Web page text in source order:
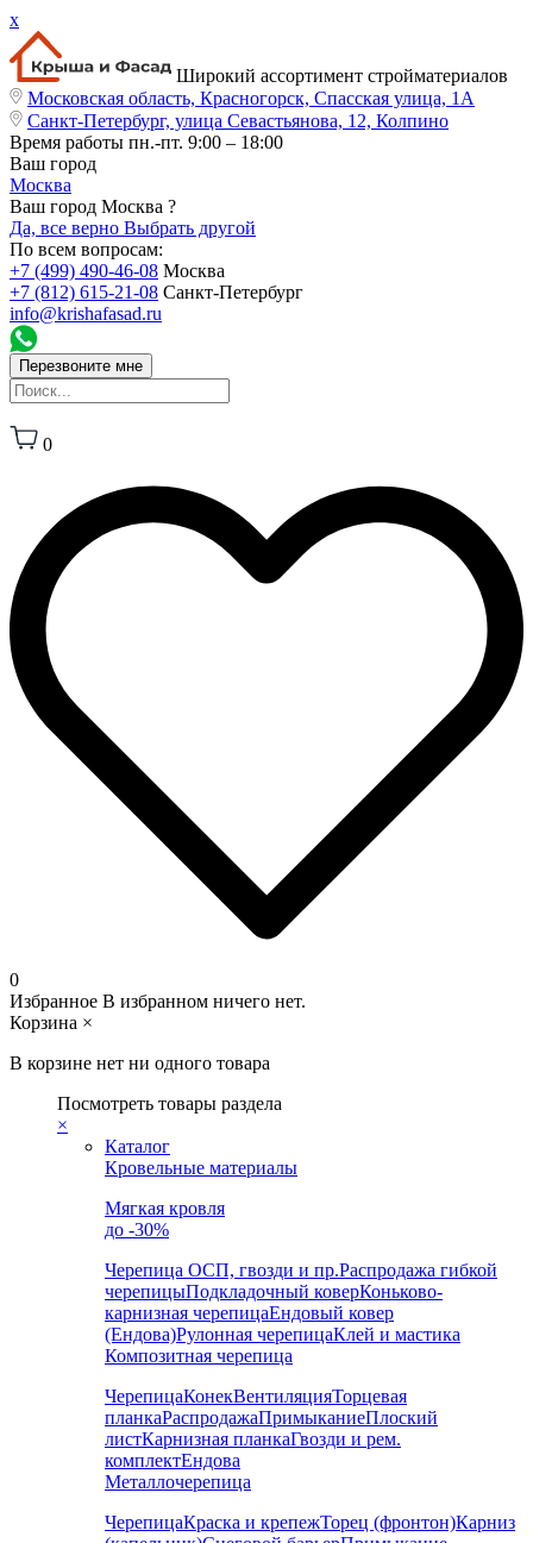
x
Широкий ассортимент стройматериалов
Московская область, Красногорск, Спасская улица, 1А
Санкт-Петербург, улица Севастьянова, 12, Колпино
Время работы пн.-пт. 9:00 – 18:00
Ваш город
Москва
Ваш город Москва ?
Да, все верно Выбрать другой
По всем вопросам:
+7 (499) 490-46-08 Москва
+7 (812) 615-21-08 Санкт-Петербург
info@krishafasad.ru
Перезвоните мне
0
0
Избранное В избранном ничего нет.
Корзина ×
В корзине нет ни одного товара
Посмотреть товары раздела
×
Каталог
Кровельные материалы
Мягкая кровля
до -30%
Черепица ОСП, гвозди и пр.Распродажа гибкой
черепицыПодкладочный коверКоньково-
карнизная черепицаЕндовый ковер
(Ендова)Рулонная черепицаКлей и мастика
Композитная черепица
ЧерепицаКонекВентиляцияТорцевая
планкаРаспродажаПримыканиеПлоский
листКарнизная планкаГвозди и рем.
комплектЕндова
Металлочерепица
ЧерепицаКраска и крепежТорец (фронтон)Карниз